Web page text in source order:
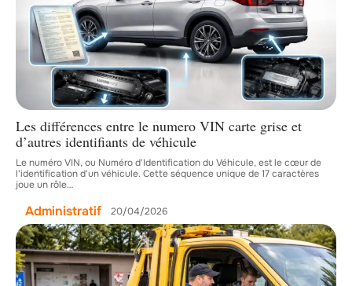
Les différences entre le numero VIN carte grise et
d’autres identifiants de véhicule
Le numéro VIN, ou Numéro d'Identification du Véhicule, est le cœur de
l'identification d'un véhicule. Cette séquence unique de 17 caractères
joue un rôle…
Administratif 20/04/2026